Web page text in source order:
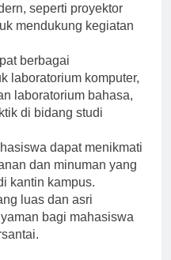
seperti proyektor
mendukung kegiatan
berbagai
laboratorium komputer,
laboratorium bahasa,
di bidang studi
dapat menikmati
dan minuman yang
kantin kampus.
luas dan asri
bagi mahasiswa